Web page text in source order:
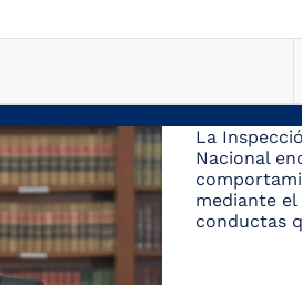
La
Nacional
mediante
conductas